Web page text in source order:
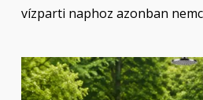
vízparti naphoz azonban